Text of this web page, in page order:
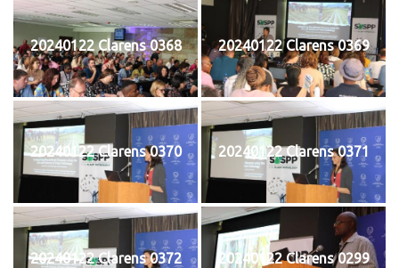
20240122 Clarens 0368 20240122 Clarens 0369
20240122 Clarens 0370 20240122 Clarens 0371
20240122 Clarens 0372 20240122 Clarens 0299